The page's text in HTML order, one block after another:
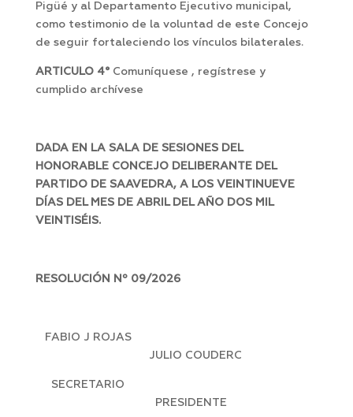
Pigüé y al Departamento Ejecutivo municipal,
como testimonio de la voluntad de este Concejo
de seguir fortaleciendo los vínculos bilaterales.
ARTICULO 4°Comuníquese , regístrese y
cumplido archívese
DADA EN LA SALA DE SESIONES DEL
HONORABLE CONCEJO DELIBERANTE DEL
PARTIDO DE SAAVEDRA, A LOS VEINTINUEVE
DÍAS DEL MES DE ABRIL DEL AÑO DOS MIL
VEINTISÉIS.
RESOLUCIÓN Nº 09/2026
FABIO J ROJAS
JULIO COUDERC
SECRETARIO
PRESIDENTE